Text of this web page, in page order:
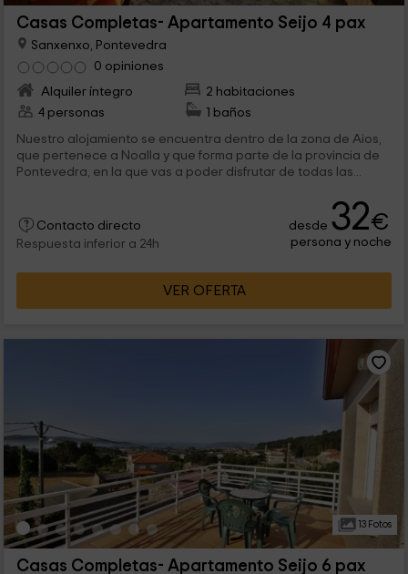
Casas Completas- Apartamento Seijo 4 pax
Sanxenxo, Pontevedra
0 opiniones
Alquiler íntegro
2 habitaciones
4 personas
1 baños
Nuestro alojamiento se encuentra dentro de la zona de Aios,
que pertenece a Noalla y que forma parte de la provincia de
Pontevedra, en la que vas a poder disfrutar de todas las...
Contacto directo
Respuesta inferior a 24h
desde 32€
persona y noche
VER OFERTA
13 Fotos
Casas Completas- Apartamento Seijo 6 pax